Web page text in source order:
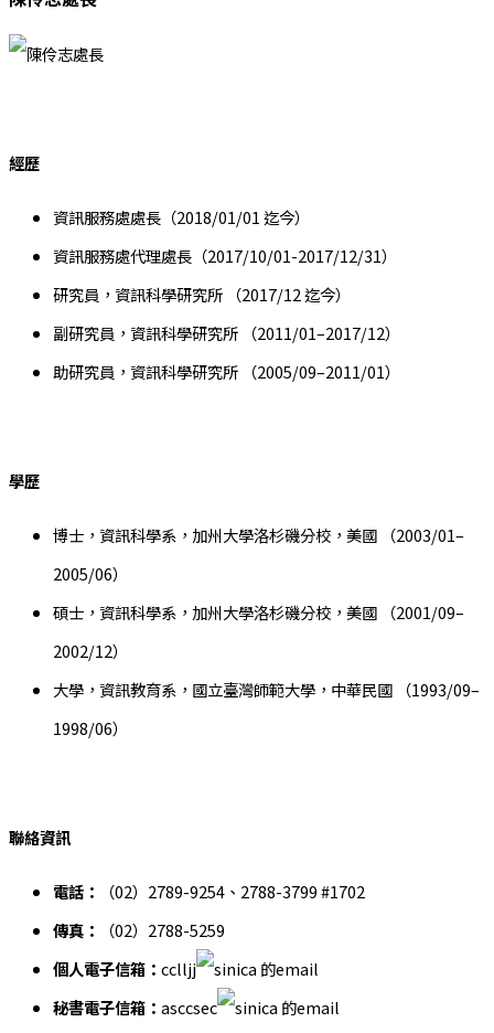
經歷
資訊服務處處長（2018/01/01 迄今）
資訊服務處代理處長（2017/10/01-2017/12/31）
研究員，資訊科學研究所 （2017/12 迄今）
副研究員，資訊科學研究所 （2011/01–2017/12）
助研究員，資訊科學研究所 （2005/09–2011/01）
學歷
博士，資訊科學系，加州大學洛杉磯分校，美國 （2003/01–
2005/06）
碩士，資訊科學系，加州大學洛杉磯分校，美國 （2001/09–
2002/12）
大學，資訊教育系，國立臺灣師範大學，中華民國 （1993/09–
1998/06）
聯絡資訊
電話：
（02）2789-9254、2788-3799 #1702
傳真：
（02）2788-5259
個人電子信箱： cclljj
秘書電子信箱： asccsec